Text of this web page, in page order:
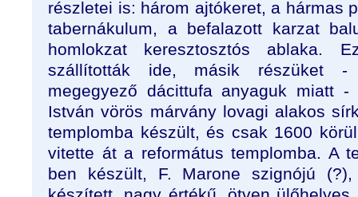
részletei is: három ajtókeret, a hármas
tabernákulum, a befalazott karzat
homlokzat keresztosztós ablaka.
szállították ide, másik részüket -
megegyező dácittufa anyaguk miatt -
István vörös márvány lovagi alakos
templomba készült, és csak 1600
vitette át a református templomba. A
ben készült, F. Marone szignójú